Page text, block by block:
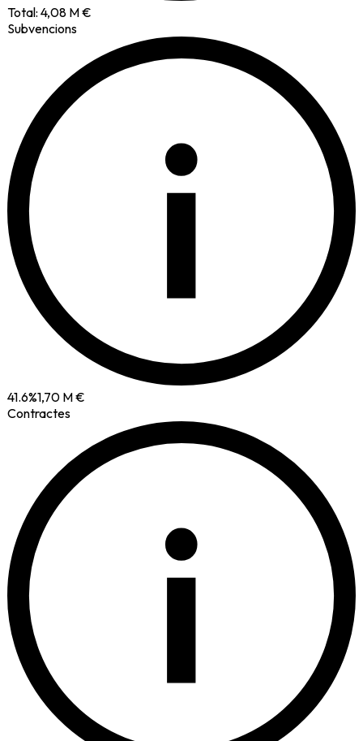
Total: 4,08 M €
Subvencions
i
41.6%1,70 M €
Contractes
i